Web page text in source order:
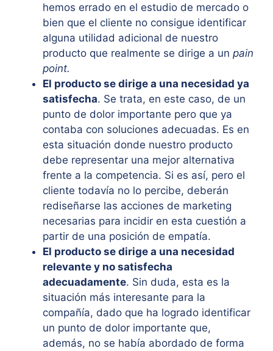
hemos errado en el estudio de mercado o
bien que el cliente no consigue identificar
alguna utilidad adicional de nuestro
producto que realmente se dirige a un pain
point.
El producto se dirige a una necesidad ya
satisfecha. Se trata, en este caso, de un
punto de dolor importante pero que ya
contaba con soluciones adecuadas. Es en
esta situación donde nuestro producto
debe representar una mejor alternativa
frente a la competencia. Si es así, pero el
cliente todavía no lo percibe, deberán
rediseñarse las acciones de marketing
necesarias para incidir en esta cuestión a
partir de una posición de empatía.
El producto se dirige a una necesidad
relevante y no satisfecha
adecuadamente. Sin duda, esta es la
situación más interesante para la
compañía, dado que ha logrado identificar
un punto de dolor importante que,
además, no se había abordado de forma